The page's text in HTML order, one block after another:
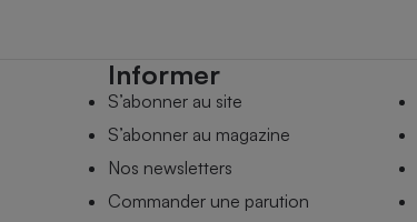
Informer
S’abonner au site
S’abonner au magazine
Nos newsletters
Commander une parution